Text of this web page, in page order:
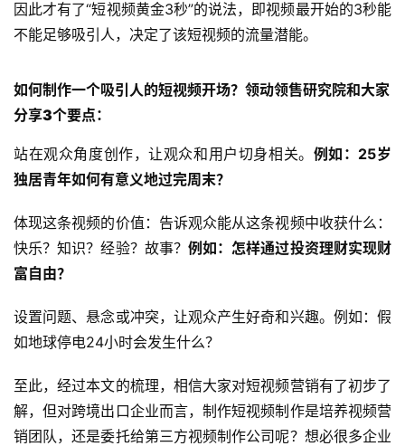
因此才有了“短视频黄金3秒”的说法，即视频最开始的3秒能
不能足够吸引人，决定了该短视频的流量潜能。
如何制作一个吸引人的短视频开场？ 领动领售研究院和大家
分享3个要点：
站在观众角度创作，让观众和用户切身相关。 例如： 25岁
独居青年如何有意义地过完周末？
体现这条视频的价值：告诉观众能从这条视频中收获什么：
快乐？知识？经验？故事？ 例如：怎样通过投资理财实现财
富自由？
设置问题、悬念或冲突，让观众产生好奇和兴趣。例如：假
如地球停电24小时会发生什么？
至此，经过本文的梳理，相信大家对短视频营销有了初步了
解，但对跨境出口企业而言，制作短视频制作是培养视频营
销团队，还是委托给第三方视频制作公司呢？想必很多企业